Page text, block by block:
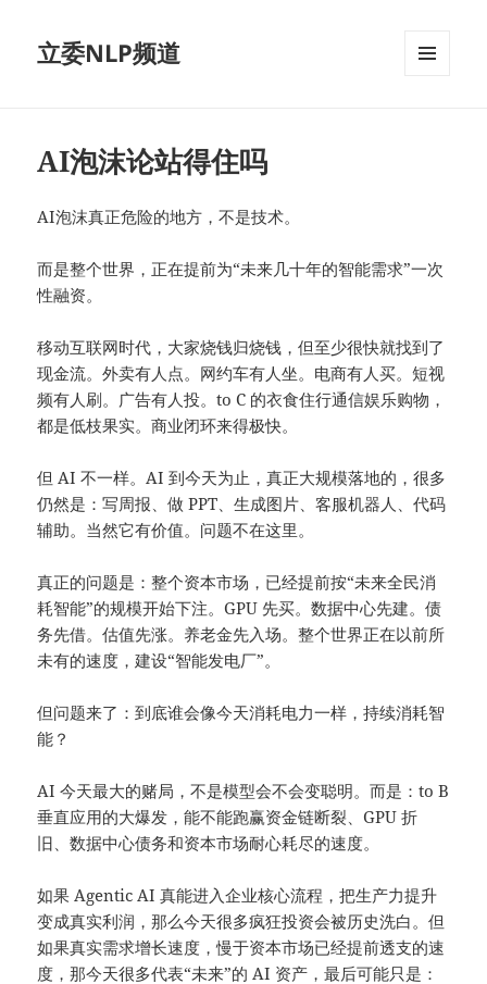
立委NLP频道
AI泡沫论站得住吗
AI泡沫真正危险的地方，不是技术。
而是整个世界，正在提前为“未来几十年的智能需求”一次
性融资。
移动互联网时代，大家烧钱归烧钱，但至少很快就找到了
现金流。外卖有人点。网约车有人坐。电商有人买。短视
频有人刷。广告有人投。to C 的衣食住行通信娱乐购物，
都是低枝果实。商业闭环来得极快。
但 AI 不一样。AI 到今天为止，真正大规模落地的，很多
仍然是：写周报、做 PPT、生成图片、客服机器人、代码
辅助。当然它有价值。问题不在这里。
真正的问题是：整个资本市场，已经提前按“未来全民消
耗智能”的规模开始下注。GPU 先买。数据中心先建。债
务先借。估值先涨。养老金先入场。整个世界正在以前所
未有的速度，建设“智能发电厂”。
但问题来了：到底谁会像今天消耗电力一样，持续消耗智
能？
AI 今天最大的赌局，不是模型会不会变聪明。而是：to B
垂直应用的大爆发，能不能跑赢资金链断裂、GPU 折
旧、数据中心债务和资本市场耐心耗尽的速度。
如果 Agentic AI 真能进入企业核心流程，把生产力提升
变成真实利润，那么今天很多疯狂投资会被历史洗白。但
如果真实需求增长速度，慢于资本市场已经提前透支的速
度，那今天很多代表“未来”的 AI 资产，最后可能只是：